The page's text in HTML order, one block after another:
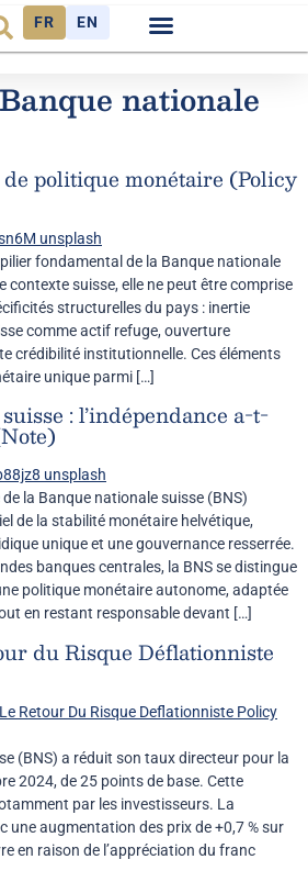
FR EN
Banque nationale
politique monétaire (Policy
fondamental de la Banque nationale
contexte suisse, elle ne peut être comprise
structurelles du pays : inertie
comme actif refuge, ouverture
crédibilité institutionnelle. Ces éléments
unique parmi […]
: l’indépendance a-t-
de la Banque nationale suisse (BNS)
de la stabilité monétaire helvétique,
unique et une gouvernance resserrée.
banques centrales, la BNS se distingue
politique monétaire autonome, adaptée
en restant responsable devant […]
du Risque Déflationniste
(BNS) a réduit son taux directeur pour la
2024, de 25 points de base. Cette
par les investisseurs. La
une augmentation des prix de +0,7 % sur
en raison de l’appréciation du franc